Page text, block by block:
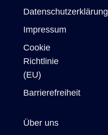
Datenschutzerklärung
Impressum
Cookie
Richtlinie
(EU)
Barrierefreiheit
Über uns